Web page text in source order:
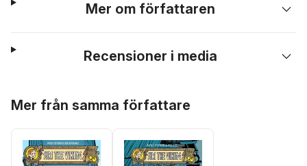
Mer om författaren
Recensioner i media
Mer från samma författare